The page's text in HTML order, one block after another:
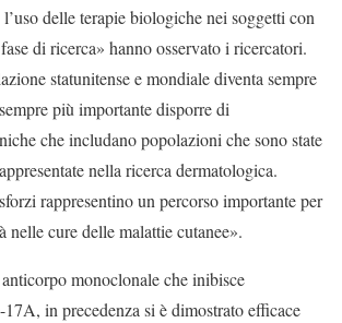
delle terapie biologiche nei soggetti con
di ricerca» hanno osservato i ricercatori.
statunitense e mondiale diventa sempre
più importante disporre di
che includano popolazioni che sono state
nella ricerca dermatologica.
rappresentino un percorso importante per
nelle cure delle malattie cutanee».
monoclonale che inibisce
in precedenza si è dimostrato efficace